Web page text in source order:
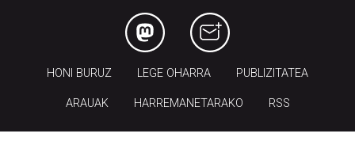
HONI BURUZ LEGE OHARRA PUBLIZITATEA
ARAUAK HARREMANETARAKO RSS